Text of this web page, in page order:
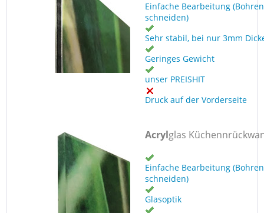
Einfache Bearbeitung
schneiden)
Sehr stabil, bei nur 3mm
Geringes Gewicht
unser PREISHIT
Druck auf der Vorderseite
Acrylglas
Einfache Bearbeitung
schneiden)
Glasoptik